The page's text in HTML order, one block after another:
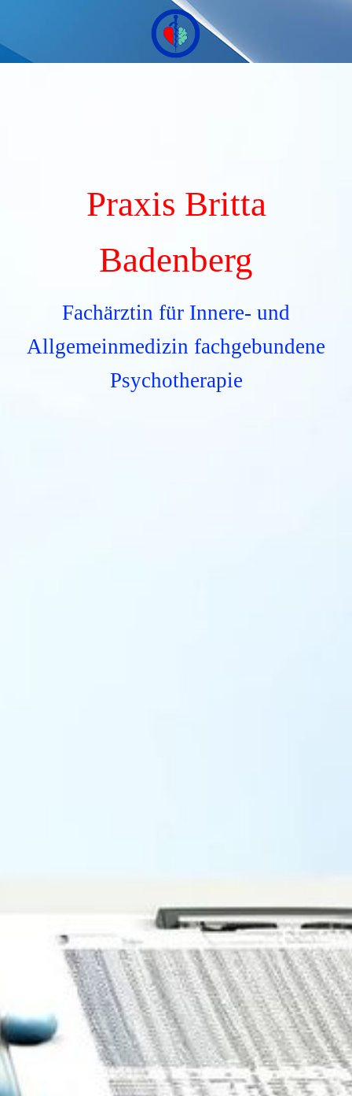
Praxis Britta
Badenberg
Fachärztin für Innere- und
Allgemeinmedizin fachgebundene
Psychotherapie